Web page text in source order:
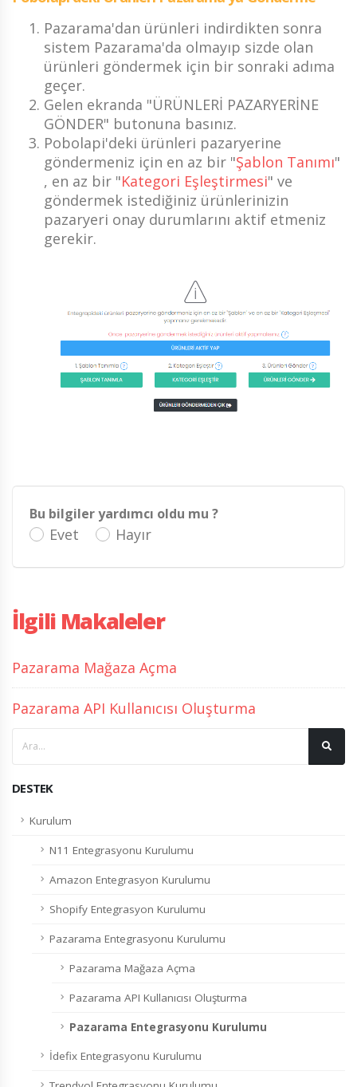
DESTEK
Kurulum
N11 Entegrasyonu Kurulumu
Amazon Entegrasyon Kurulumu
Shopify Entegrasyon Kurulumu
Pazarama Entegrasyonu Kurulumu
Pazarama Mağaza Açma
Pazarama API Kullanıcısı Oluşturma
Pazarama Entegrasyonu Kurulumu
İdefix Entegrasyonu Kurulumu
Pazarama'dan ürünleri indirdikten sonra
sistem Pazarama'da olmayıp sizde olan
ürünleri göndermek için bir sonraki adıma
geçer.
Gelen ekranda "ÜRÜNLERİ PAZARYERİNE
GÖNDER" butonuna basınız.
Pobolapi'deki ürünleri pazaryerine
göndermeniz için en az bir "Şablon Tanımı"
, en az bir "Kategori Eşleştirmesi" ve
göndermek istediğiniz ürünlerinizin
pazaryeri onay durumlarını aktif etmeniz
gerekir.
Bu bilgiler yardımcı oldu mu ?
Evet Hayır
İlgili Makaleler
Pazarama Mağaza Açma
Pazarama API Kullanıcısı Oluşturma